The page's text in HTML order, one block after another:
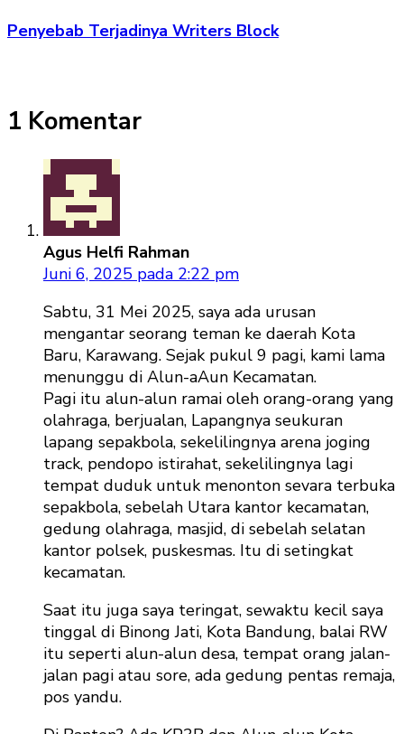
Penyebab Terjadinya Writers Block
1 Komentar
Agus Helfi Rahman
Juni 6, 2025 pada 2:22 pm
Sabtu, 31 Mei 2025, saya ada urusan
mengantar seorang teman ke daerah Kota
Baru, Karawang. Sejak pukul 9 pagi, kami lama
menunggu di Alun-aAun Kecamatan.
Pagi itu alun-alun ramai oleh orang-orang yang
olahraga, berjualan, Lapangnya seukuran
lapang sepakbola, sekelilingnya arena joging
track, pendopo istirahat, sekelilingnya lagi
tempat duduk untuk menonton sevara terbuka
sepakbola, sebelah Utara kantor kecamatan,
gedung olahraga, masjid, di sebelah selatan
kantor polsek, puskesmas. Itu di setingkat
kecamatan.
Saat itu juga saya teringat, sewaktu kecil saya
tinggal di Binong Jati, Kota Bandung, balai RW
itu seperti alun-alun desa, tempat orang jalan-
jalan pagi atau sore, ada gedung pentas remaja,
pos yandu.